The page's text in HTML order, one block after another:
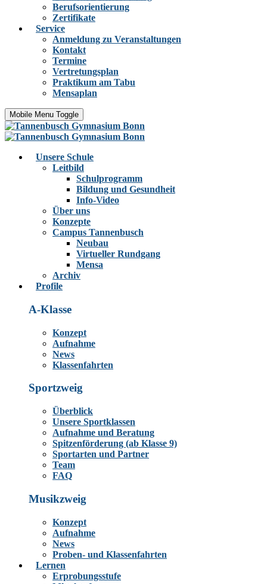
Berufsorientierung
Zertifikate
Service
Anmeldung zu Veranstaltungen
Kontakt
Termine
Vertretungsplan
Praktikum am Tabu
Mensaplan
Mobile Menu Toggle
Unsere Schule
Leitbild
Schulprogramm
Bildung und Gesundheit
Info-Video
Über uns
Konzepte
Campus Tannenbusch
Neubau
Virtueller Rundgang
Mensa
Archiv
Profile
A-Klasse
Konzept
Aufnahme
News
Klassenfahrten
Sportzweig
Überblick
Unsere Sportklassen
Aufnahme und Beratung
Spitzenförderung (ab Klasse 9)
Sportarten und Partner
Team
FAQ
Musikzweig
Konzept
Aufnahme
News
Proben- und Klassenfahrten
Lernen
Erprobungsstufe